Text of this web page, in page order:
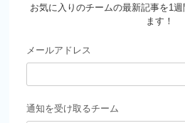
お気に入りのチームの最新記事を1
ます！
メールアドレス
通知を受け取るチーム